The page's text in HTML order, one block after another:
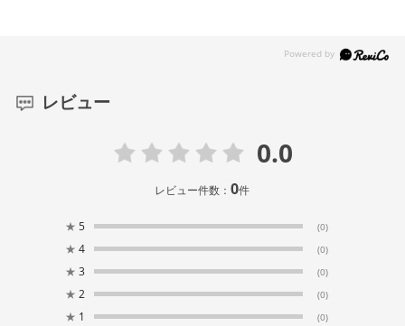
レビュー
0.0
レビュー件数：0件
★ 5 (0)
★ 4 (0)
★ 3 (0)
★ 2 (0)
★ 1 (0)